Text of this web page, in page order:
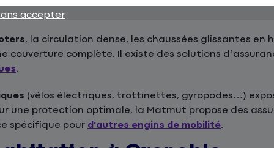
, la circulation dense, les chaussées glissantes en
couverture complète. Il existe des solutions
.
(vélos électriques, trottinettes, gyropodes…)
une protection optimale, la Matmut propose des
spécifique pour d'autres engins de mobilité.
accepter